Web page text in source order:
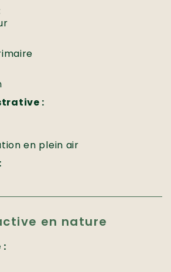
:
en plein air
en nature
: